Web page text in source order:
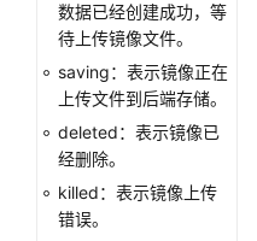
数据已经创建成功，等
待上传镜像文件。
saving：表示镜像正在
上传文件到后端存储。
deleted：表示镜像已
经删除。
killed：表示镜像上传
错误。